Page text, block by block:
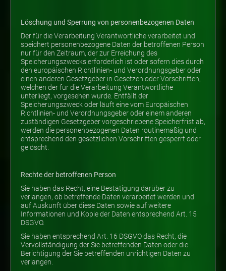
Löschung und Sperrung von personenbezogenen Daten
Der für die Verarbeitung Verantwortliche verarbeitet und
speichert personenbezogene Daten der betroffenen Person
nur für den Zeitraum, der zur Erreichung des
Speicherungszwecks erforderlich ist oder sofern dies durch
den europäischen Richtlinien- und Verordnungsgeber oder
einen anderen Gesetzgeber in Gesetzen oder Vorschriften,
welchen der für die Verarbeitung Verantwortliche
unterliegt, vorgesehen wurde. Entfällt der
Speicherungszweck oder läuft eine vom Europäischen
Richtlinien- und Verordnungsgeber oder einem anderen
zuständigen Gesetzgeber vorgeschriebene Speicherfrist ab,
werden die personenbezogenen Daten routinemäßig und
entsprechend den gesetzlichen Vorschriften gesperrt oder
gelöscht.
Rechte der betroffenen Person
Sie haben das Recht, eine Bestätigung darüber zu
verlangen, ob betreffende Daten verarbeitet werden und
auf Auskunft über diese Daten sowie auf weitere
Informationen und Kopie der Daten entsprechend Art. 15
DSGVO.
Sie haben entsprechend Art. 16 DSGVO das Recht, die
Vervollständigung der Sie betreffenden Daten oder die
Berichtigung der Sie betreffenden unrichtigen Daten zu
verlangen.